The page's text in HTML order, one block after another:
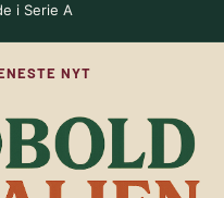
i Serie A
NYT